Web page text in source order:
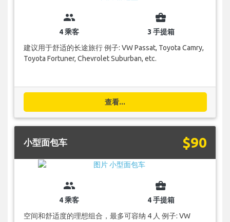
group
4 乘客
business_center
3 手提箱
建议用于舒适的长途旅行 例子: VW Passat, Toyota Camry,
Toyota Fortuner, Chevrolet Suburban, etc.
查看...
小型面包车 $90
group
4 乘客
business_center
4 手提箱
空间和舒适度的理想组合，最多可容纳 4 人 例子: VW